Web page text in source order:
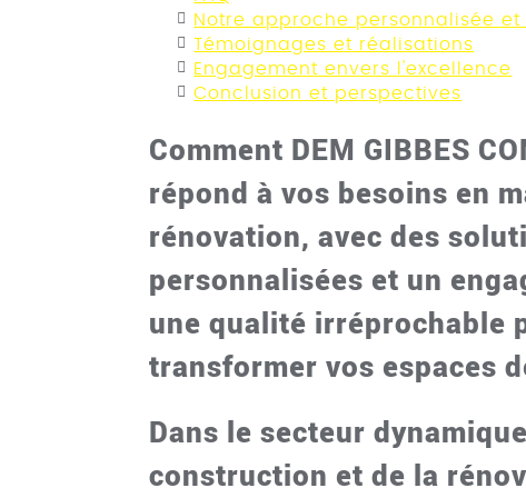
Notre approche personnalisée et
Témoignages et réalisations
Engagement envers l'excellence
Conclusion et perspectives
Comment DEM GIBBES
répond à vos besoins en
rénovation, avec des
personnalisées et un
une qualité irréprochable
transformer vos espaces
Dans le secteur
construction et de la